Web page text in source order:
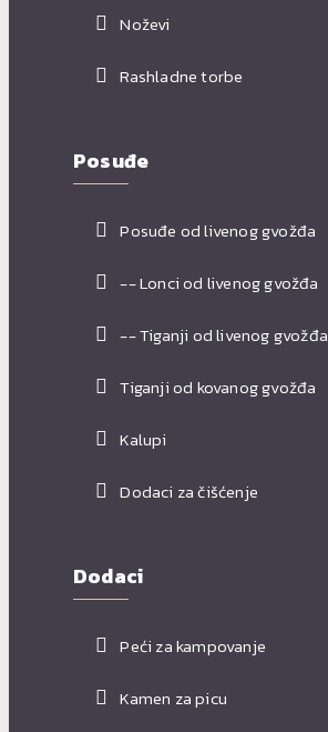
Noževi
Rashladne torbe
Posuđe
Posuđe od livenog gvožđa
-- Lonci od livenog gvožđa
-- Tiganji od livenog gvožđa
Tiganji od kovanog gvožđa
Kalupi
Dodaci za čišćenje
Dodaci
Peći za kampovanje
Kamen za picu